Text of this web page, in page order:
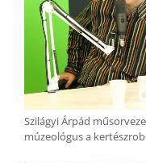
Szilágyi Árpád
múzeológus a